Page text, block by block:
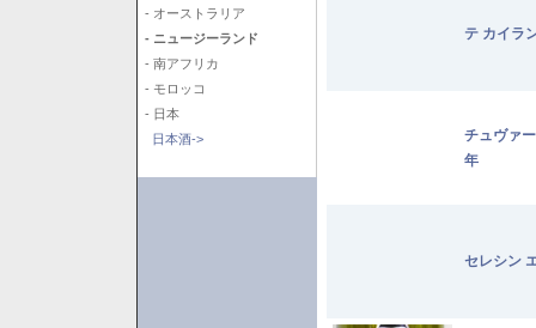
- オーストラリア
- ニュージーランド
- 南アフリカ
- モロッコ
- 日本
日本酒->
テ カイ
チュヴァ
年
セレシン